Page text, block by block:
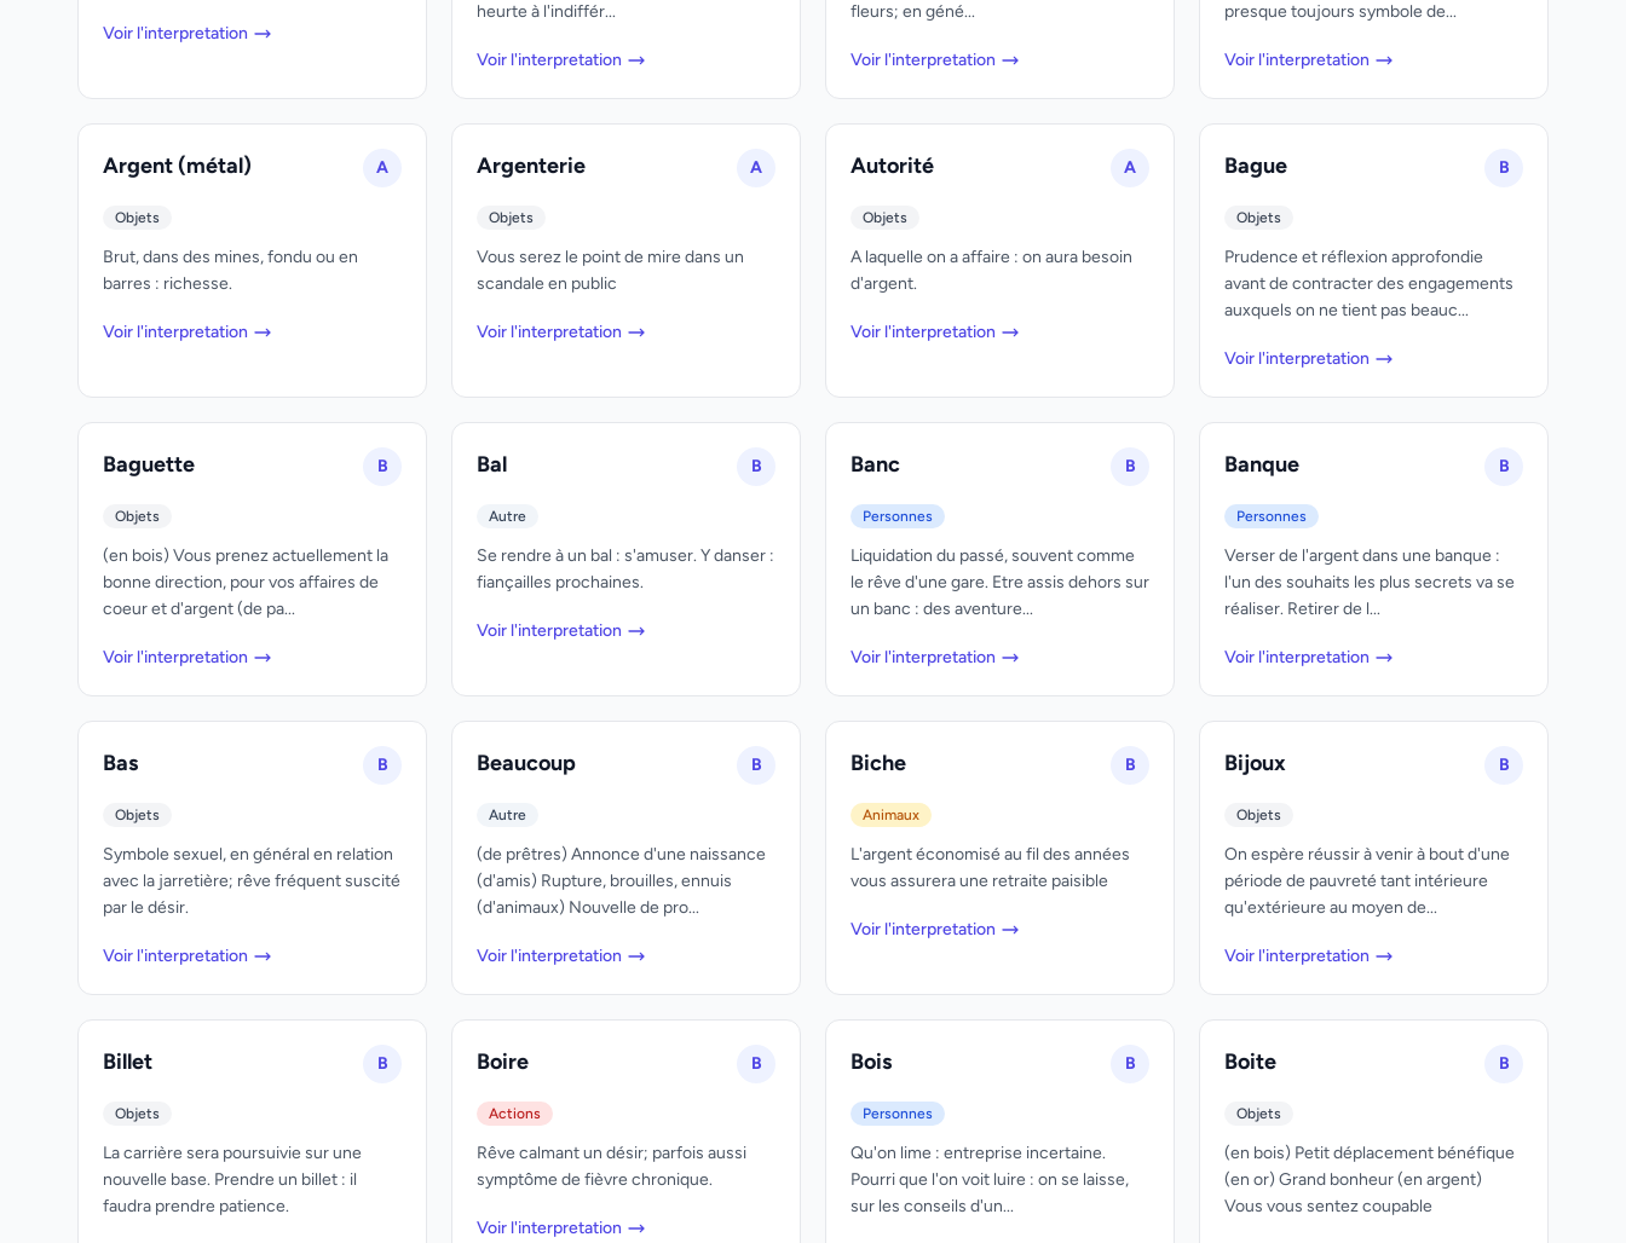
Voir l'interpretation
heurte à l'indiffér...
Voir l'interpretation
fleurs; en géné...
Voir l'interpretation
presque toujours symbole de...
Voir l'interpretation
Argent (métal) A
Objets
Brut, dans des mines, fondu ou en
barres : richesse.
Voir l'interpretation
Argenterie A
Objets
Vous serez le point de mire dans un
scandale en public
Voir l'interpretation
Autorité A
Objets
A laquelle on a affaire : on aura besoin
d'argent.
Voir l'interpretation
Bague B
Objets
Prudence et réflexion approfondie
avant de contracter des engagements
auxquels on ne tient pas beauc...
Voir l'interpretation
Baguette B
Objets
(en bois) Vous prenez actuellement la
bonne direction, pour vos affaires de
coeur et d'argent (de pa...
Voir l'interpretation
Bal B
Autre
Se rendre à un bal : s'amuser. Y danser :
fiançailles prochaines.
Voir l'interpretation
Banc B
Personnes
Liquidation du passé, souvent comme
le rêve d'une gare. Etre assis dehors sur
un banc : des aventure...
Voir l'interpretation
Banque B
Personnes
Verser de l'argent dans une banque :
l'un des souhaits les plus secrets va se
réaliser. Retirer de l...
Voir l'interpretation
Bas B
Objets
Symbole sexuel, en général en relation
avec la jarretière; rêve fréquent suscité
par le désir.
Voir l'interpretation
Beaucoup B
Autre
(de prêtres) Annonce d'une naissance
(d'amis) Rupture, brouilles, ennuis
(d'animaux) Nouvelle de pro...
Voir l'interpretation
Biche B
Animaux
L'argent économisé au fil des années
vous assurera une retraite paisible
Voir l'interpretation
Bijoux B
Objets
On espère réussir à venir à bout d'une
période de pauvreté tant intérieure
qu'extérieure au moyen de...
Voir l'interpretation
Billet B
Objets
La carrière sera poursuivie sur une
nouvelle base. Prendre un billet : il
faudra prendre patience.
Boire B
Actions
Rêve calmant un désir; parfois aussi
symptôme de fièvre chronique.
Voir l'interpretation
Bois B
Personnes
Qu'on lime : entreprise incertaine.
Pourri que l'on voit luire : on se laisse,
sur les conseils d'un...
Boite B
Objets
(en bois) Petit déplacement bénéfique
(en or) Grand bonheur (en argent)
Vous vous sentez coupable